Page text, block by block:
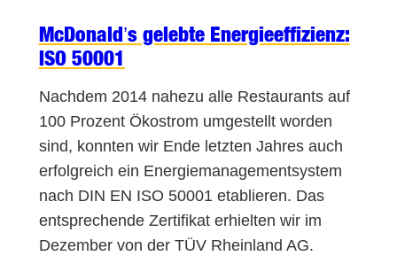
McDonald’s gelebte Energieeffizienz:
ISO 50001
Nachdem 2014 nahezu alle Restaurants auf
100 Prozent Ökostrom umgestellt worden
sind, konnten wir Ende letzten Jahres auch
erfolgreich ein Energiemanagementsystem
nach DIN EN ISO 50001 etablieren. Das
entsprechende Zertifikat erhielten wir im
Dezember von der TÜV Rheinland AG.